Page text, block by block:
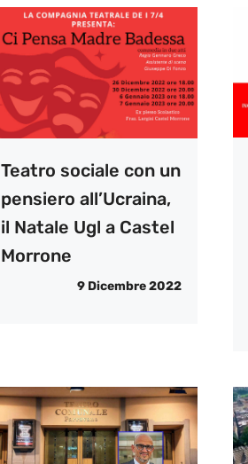
Teatro sociale con un
pensiero all’Ucraina,
il Natale Ugl a Castel
Morrone
9 Dicembre 2022